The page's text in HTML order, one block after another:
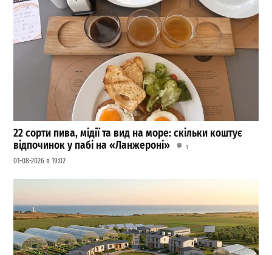
22 сорти пива, мідії та вид на море: скільки коштує
відпочинок у пабі на «Ланжероні»
1
01-08-2026 в 19:02